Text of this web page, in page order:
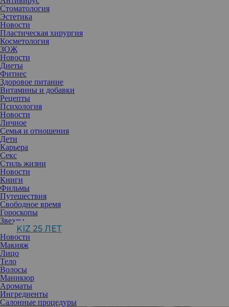
Стоматология
Эстетика
Новости
Пластическая хирургия
Косметология
ЗОЖ
Новости
Диеты
Фитнес
Здоровое питание
Витамины и добавки
Рецепты
Психология
Новости
Личное
Семья и отношения
Дети
Карьера
Секс
Стиль жизни
Новости
Книги
Фильмы
Путешествия
Свободное время
Гороскопы
Звезды
KIZ 25 ЛЕТ
Новости
Макияж
Лицо
Тело
Волосы
Маникюр
Ароматы
Ингредиенты
Салонные процедуры
Если вы хотите получать цветы без повода, то сначала
порадуйте мужчину, не привязываясь к какому-то конкретному
случаю. Сделать приятное легко: приготовьте его любимую еду,
а лучше подарите один из крутых гаджетов для ухода за собой.
Очищающая щеточка для лица и бороды Luna 3 Men, Foreo